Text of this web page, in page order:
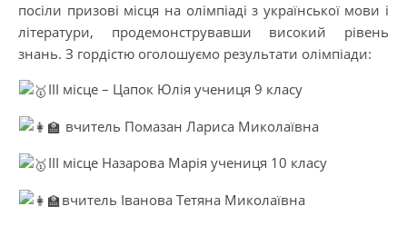
посіли призові місця на олімпіаді з української мови і
літератури, продемонструвавши високий рівень
знань. З гордістю оголошуємо результати олімпіади:
ІІІ місце – Цапок Юлія учениця 9 класу
вчитель Помазан Лариса Миколаївна
ІІІ місце Назарова Марія учениця 10 класу
вчитель Іванова Тетяна Миколаївна